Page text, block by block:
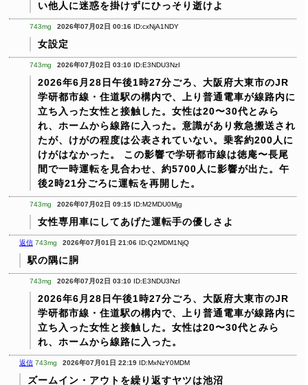
い他人に迷惑を掛けずにひっそり逝けよ
743mg 2026年07月02日 00:16 ID:cxNjA1NDY
女設定
743mg 2026年07月02日 03:10 ID:E3NDU3NzI
2026年6月28日午後1時27分ごろ、大阪府大東市のJR
学研都市線・住道駅の構内で、上り普通電車が線路内に
立ち入った女性と接触した。女性は20〜30代とみら
れ、ホームから線路に入った。意識があり救急搬送され
たが、けがの程度は公表されていない。乗客約200人に
けがはなかった。
この影響で学研都市線は徳庵〜長尾
間で一時運転を見合わせ、約5700人に影響が出た。午
後2時21分ごろに運転を再開した。
743mg 2026年07月02日 09:15 ID:M2MDU0Mjg
女性専用車にしてあげた運転手の優しさよ
返信 743mg 2026年07月01日 21:06 ID:Q2MDM1NjQ
駅の隅に胴
743mg 2026年07月02日 03:10 ID:E3NDU3NzI
2026年6月28日午後1時27分ごろ、大阪府大東市のJR
学研都市線・住道駅の構内で、上り普通電車が線路内に
立ち入った女性と接触した。女性は20〜30代とみら
れ、ホームから線路に入った。
返信 743mg 2026年07月01日 22:19 ID:MxNzY0MDM
ズームイン・アウトを繰り返すヤツは池沼